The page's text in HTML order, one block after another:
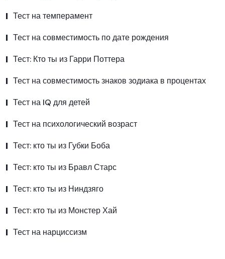
Тест на темперамент
Тест на совместимость по дате рождения
Тест: Кто ты из Гарри Поттера
Тест на совместимость знаков зодиака в процентах
Тест на IQ для детей
Тест на психологический возраст
Тест: кто ты из Губки Боба
Тест: кто ты из Бравл Старс
Тест: кто ты из Ниндзяго
Тест: кто ты из Монстер Хай
Тест на нарциссизм